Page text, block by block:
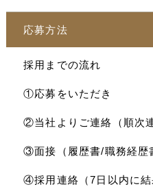
応募方法
採用までの流れ
①応募をいただき
②当社よりご連絡（順次
③面接（履歴書/職務経歴
④採用連絡（7日以内に結